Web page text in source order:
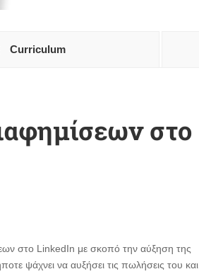
Curriculum
στο
στο LinkedIn με σκοπό την αύξηση της
ψάχνει να αυξήσει τις πωλήσεις του και